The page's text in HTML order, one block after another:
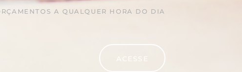
A QUALQUER HORA DO DIA
ACESSE